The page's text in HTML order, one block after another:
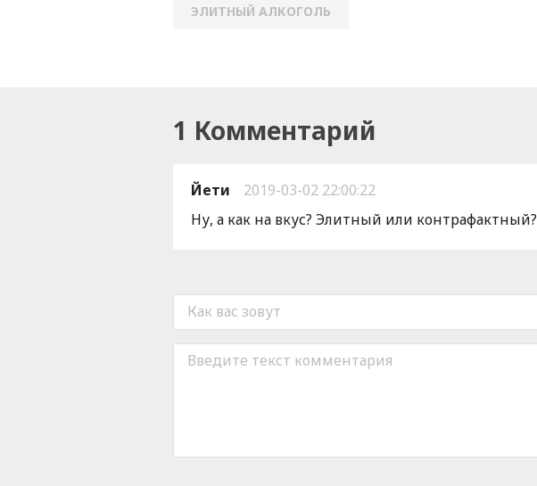
ЭЛИТНЫЙ АЛКОГОЛЬ
1 Комментарий
Йети
2019-03-02 22:00:22
Ну, а как на вкус? Элитный или контрафактный?